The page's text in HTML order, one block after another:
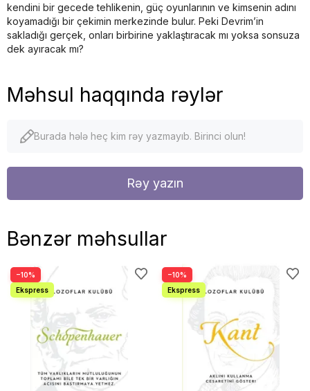
kendini bir gecede tehlikenin, güç oyunlarının ve kimsenin adını
koyamadığı bir çekimin merkezinde bulur. Peki Devrim’in
sakladığı gerçek, onları birbirine yaklaştıracak mı yoksa sonsuza
dek ayıracak mı?
Məhsul haqqında rəylər
Burada hələ heç kim rəy yazmayıb. Birinci olun!
Rəy yazın
Bənzər məhsullar
−10% −10%